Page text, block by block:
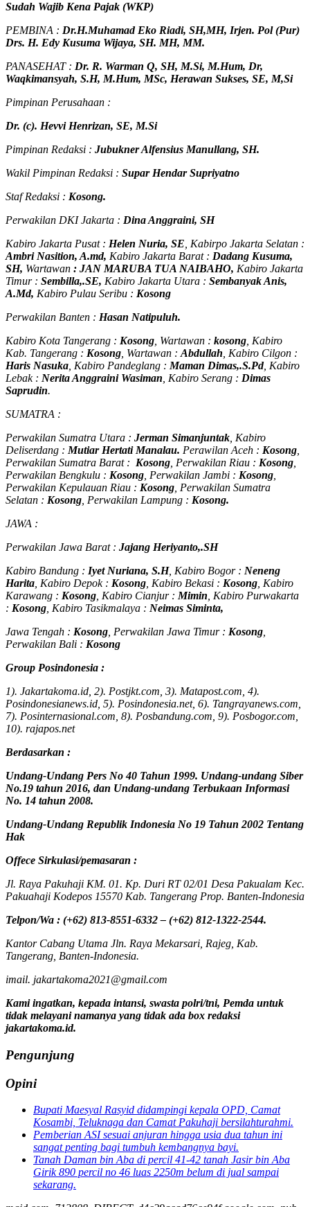
Sudah Wajib Kena Pajak (WKP)
PEMBINA : Dr.H.Muhamad Eko Riadi, SH,MH, Irjen. Pol (Pur)
Drs. H. Edy Kusuma Wijaya, SH. MH, MM.
PANASEHAT : Dr. R. Warman Q, SH, M.Si, M.Hum, Dr,
Waqkimansyah, S.H, M.Hum, MSc, Herawan Sukses, SE, M,Si
Pimpinan Perusahaan :
Dr. (c). Hevvi Henrizan, SE, M.Si
Pimpinan Redaksi : Jubukner Alfensius Manullang, SH.
Wakil Pimpinan Redaksi : Supar Hendar Supriyatno
Staf Redaksi : Kosong.
Perwakilan DKI Jakarta : Dina Anggraini, SH
Kabiro Jakarta Pusat : Helen Nuria, SE , Kabirpo Jakarta Selatan :
Ambri Nasition, A.md, Kabiro Jakarta Barat : Dadang Kusuma,
SH, Wartawan : JAN MARUBA TUA NAIBAHO, Kabiro Jakarta
Timur : Sembilla,.SE, Kabiro Jakarta Utara : Sembanyak Anis,
A.Md, Kabiro Pulau Seribu : Kosong
Perwakilan Banten : Hasan Natipuluh.
Kabiro Kota Tangerang : Kosong , Wartawan : kosong , Kabiro
Kab. Tangerang : Kosong , Wartawan : Abdullah , Kabiro Cilgon :
Haris Nasuka , Kabiro Pandeglang : Maman Dimas,.S.Pd, Kabiro
Lebak : Nerita Anggraini Wasiman , Kabiro Serang : Dimas
Saprudin.
SUMATRA :
Perwakilan Sumatra Utara : Jerman Simanjuntak , Kabiro
Deliserdang : Mutiar Hertati Manalau. Perawilan Aceh : Kosong
Perwakilan Sumatra Barat : Kosong , Perwakilan Riau : Kosong
Perwakilan Bengkulu : Kosong , Perwakilan Jambi : Kosong
Perwakilan Kepulauan Riau : Kosong , Perwakilan Sumatra
Selatan : Kosong , Perwakilan Lampung : Kosong.
JAWA :
Perwakilan Jawa Barat : Jajang Heriyanto,.SH
Kabiro Bandung : Iyet Nuriana, S.H, Kabiro Bogor : Neneng
Harita , Kabiro Depok : Kosong , Kabiro Bekasi : Kosong , Kabiro
Karawang : Kosong , Kabiro Cianjur : Mimin , Kabiro Purwakarta
: Kosong , Kabiro Tasikmalaya : Neimas Siminta,
Jawa Tengah : Kosong , Perwakilan Jawa Timur : Kosong
Perwakilan Bali : Kosong
Group Posindonesia :
1). Jakartakoma.id, 2). Postjkt.com, 3). Matapost.com, 4).
Posindonesianews.id, 5). Posindonesia.net, 6). Tangrayanews.com,
7). Posinternasional.com, 8). Posbandung.com, 9). Posbogor.com,
10). rajapos.net
Berdasarkan :
Undang-Undang Pers No 40 Tahun 1999. Undang-undang Siber
No.19 tahun 2016, dan Undang-undang Terbukaan Informasi
No. 14 tahun 2008.
Undang-Undang Republik Indonesia No 19 Tahun 2002 Tentang
Hak
Offece Sirkulasi/pemasaran :
Jl. Raya Pakuhaji KM. 01. Kp. Duri RT 02/01 Desa Pakualam Kec.
Pakuahaji Kodepos 15570 Kab. Tangerang Prop. Banten-Indonesia
Telpon/Wa : (+62) 813-8551-6332 – (+62) 812-1322-2544.
Kantor Cabang Utama Jln. Raya Mekarsari, Rajeg, Kab.
Tangerang, Banten-Indonesia.
imail. jakartakoma2021@gmail.com
Kami ingatkan, kepada intansi, swasta polri/tni, Pemda untuk
tidak melayani namanya yang tidak ada box redaksi
jakartakoma.id.
Pengunjung
Opini
Bupati Maesyal Rasyid didampingi kepala OPD, Camat
Kosambi, Teluknaga dan Camat Pakuhaji bersilahturahmi.
Pemberian ASI sesuai anjuran hingga usia dua tahun ini
sangat penting bagi tumbuh kembangnya bayi.
Tanah Daman bin Aba di percil 41-42 tanah Jasir bin Aba
Girik 890 percil no 46 luas 2250m belum di jual sampai
sekarang.